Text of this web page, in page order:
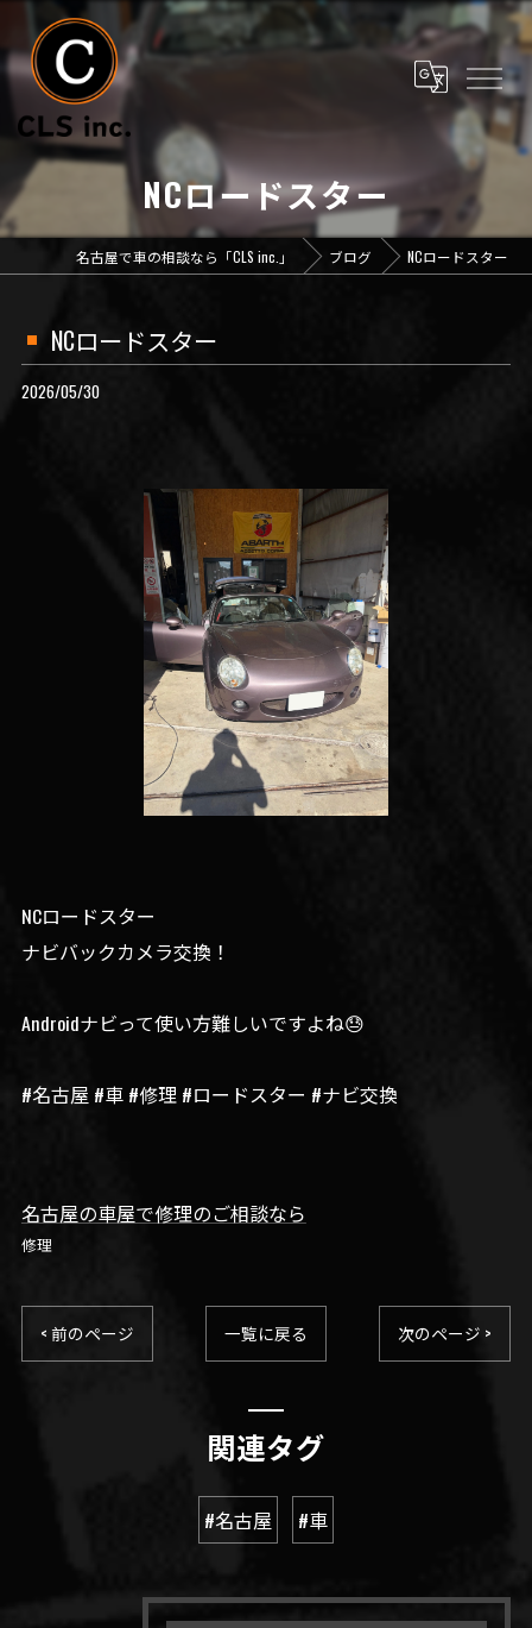
NCロードスター
名古屋で車の相談なら「CLS inc.」 ブログ NCロードスター
NCロードスター
2026/05/30
NCロードスター
ナビバックカメラ交換！
Androidナビって使い方難しいですよね😓
#名古屋 #車 #修理 #ロードスター #ナビ交換
名古屋の車屋で修理のご相談なら
修理
< 前のページ 一覧に戻る 次のページ >
関連タグ
#名古屋 #車